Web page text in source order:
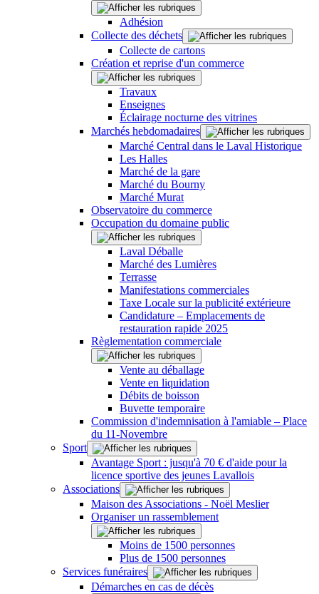
Adhésion
Collecte des déchets
Collecte de cartons
Création et reprise d'un commerce
Travaux
Enseignes
Éclairage nocturne des vitrines
Marchés hebdomadaires
Marché Central dans le Laval Historique
Les Halles
Marché de la gare
Marché du Bourny
Marché Murat
Observatoire du commerce
Occupation du domaine public
Laval Déballe
Marché des Lumières
Terrasse
Manifestations commerciales
Taxe Locale sur la publicité extérieure
Candidature – Emplacements de
restauration rapide 2025
Règlementation commerciale
Vente au déballage
Vente en liquidation
Débits de boisson
Buvette temporaire
Commission d'indemnisation à l'amiable – Place
du 11-Novembre
Sport
Avantage Sport : jusqu'à 70 € d'aide pour la
licence sportive des jeunes Lavallois
Associations
Maison des Associations - Noël Meslier
Organiser un rassemblement
Moins de 1500 personnes
Plus de 1500 personnes
Services funéraires
Démarches en cas de décès